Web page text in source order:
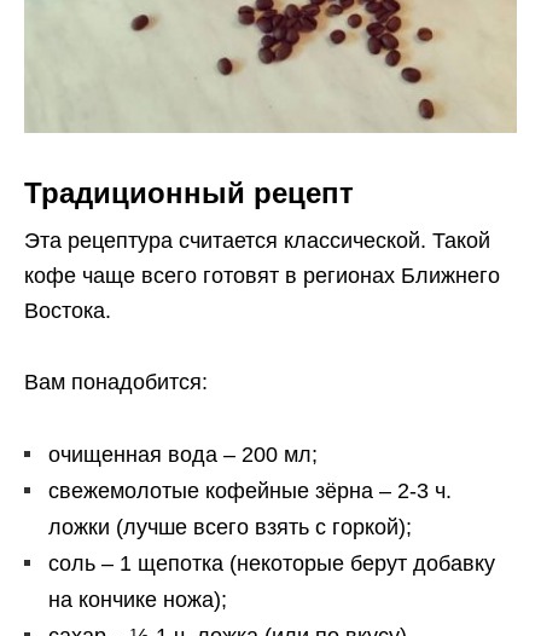
Традиционный рецепт
Эта рецептура считается классической. Такой
кофе чаще всего готовят в регионах Ближнего
Востока.
Вам понадобится:
очищенная вода – 200 мл;
свежемолотые кофейные зёрна – 2-3 ч.
ложки (лучше всего взять с горкой);
соль – 1 щепотка (некоторые берут добавку
на кончике ножа);